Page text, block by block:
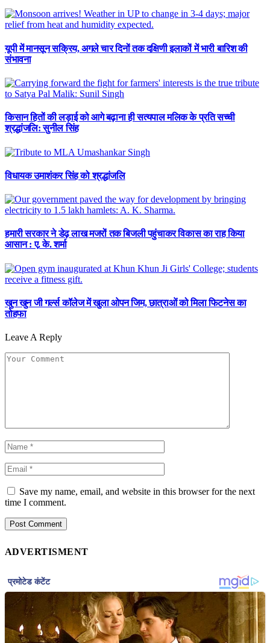
यूपी में मानसून सक्रिय, अगले चार दिनों तक दक्षिणी इलाकों में भारी बारिश की
संभावना
किसान हितों की लड़ाई को आगे बढ़ाना ही सत्यपाल मलिक के प्रति सच्ची
श्रद्धांजलि: सुनील सिंह
विधायक उमाशंकर सिंह को श्रद्धांजलि
हमारी सरकार ने डेढ़ लाख मजरों तक बिजली पहुंचाकर विकास का राह किया
आसान : ए. के. शर्मा
खुन खुन जी गर्ल्स कॉलेज में खुला ओपन जिम, छात्राओं को मिला फिटनेस का
तोहफा
Leave A Reply
Save my name, email, and website in this browser for the next
time I comment.
ADVERTISMENT